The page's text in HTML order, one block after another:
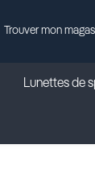
Trouver mon
Lunettes de